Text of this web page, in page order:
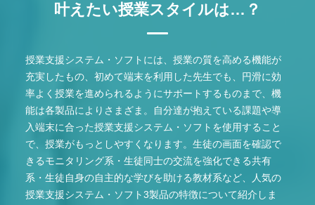
叶えたい授業スタイルは…？
授業支援システム・ソフトには、授業の質を高める機能が
充実したもの、初めて端末を利用した先生でも、円滑に効
率よく授業を進められるようにサポートするものまで、機
能は各製品によりさまざま。自分達が抱えている課題や導
入端末に合った授業支援システム・ソフトを使用すること
で、授業がもっとしやすくなります。生徒の画面を確認で
きるモニタリング系・生徒同士の交流を強化できる共有
系・生徒自身の自主的な学びを助ける教材系など、人気の
授業支援システム・ソフト3製品の特徴について紹介しま